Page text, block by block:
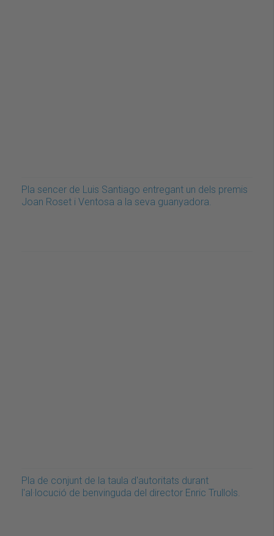
Pla sencer de Luis Santiago entregant un dels premis
Joan Roset i Ventosa a la seva guanyadora.
Pla de conjunt de la taula d'autoritats durant
l'al·locució de benvinguda del director Enric Trullols.